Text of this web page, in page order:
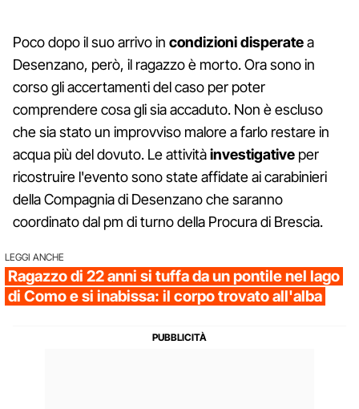
Poco dopo il suo arrivo in condizioni disperatea
Desenzano, però, il ragazzo è morto. Ora sono in
corso gli accertamenti del caso per poter
comprendere cosa gli sia accaduto. Non è escluso
che sia stato un improvviso malore a farlo restare in
acqua più del dovuto. Le attivitàinvestigative per
ricostruire l'evento sono state affidate ai carabinieri
della Compagnia di Desenzano che saranno
coordinato dal pm di turno della Procura di Brescia.
LEGGI ANCHE
Ragazzo di 22 anni si tuffa da un pontile nel lago
di Como e si inabissa: il corpo trovato all'alba